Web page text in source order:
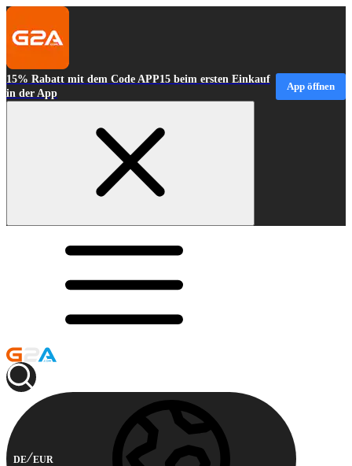
15% Rabatt mit dem Code APP15 beim ersten Einkauf
in der App
App öffnen
DE EUR